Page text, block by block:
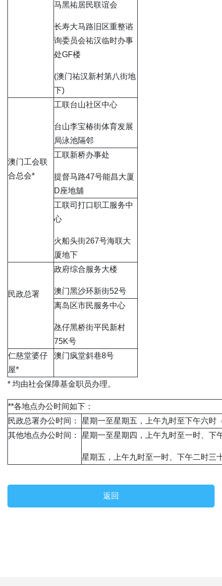
马黑祐居民联谊会
长寿大马路旧区重整谘
询委员会祐汉临时办事
处GF楼
(澳门祐汉新村第八街地
下)
澳门工会联
合总会*
工联台山社区中心
台山李宝椿街体育发展
局泳池隔邻
工联新桥办事处
提督马路47号能昌大厦
D座地舖
工联司打口职工服务中
心
火船头街267号海联大
厦地下
民政总署
政府综合服务大楼
澳门黑沙环新街52号
离岛区市民服务中心
氹仔黑桥街平民新村
75K号
仁慈堂婆仔
屋*
澳门疯堂斜巷8号
* 均由社会保障基金职员办理。
**各地点办公时间如下：
民政总署办公时间：
星期一至星期五，上午九时至下午六时
其他地点办公时间：
星期一至星期四，上午九时至一时、下
星期五，上午九时至一时、下午二时三
返回